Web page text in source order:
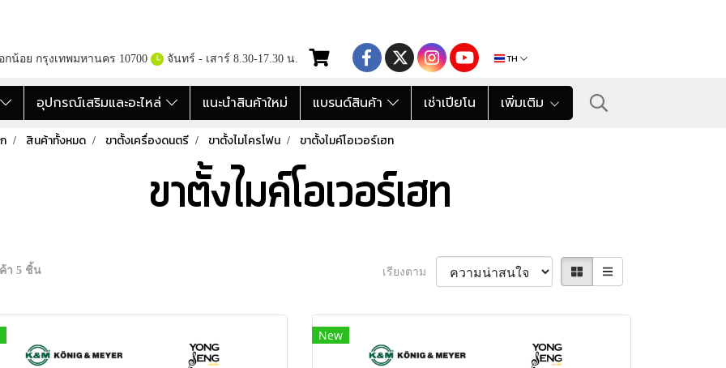
น้อย กรุงเทพมหานคร 10700 จันทร์ - เสาร์ 8.30-17.30 น. TH
อุปกรณ์เสริมและอะไหล่ แนะนำสินค้าใหม่ แบรนด์สินค้า เช่าเปียโน เพิ่มเติม
สินค้าทั้งหมด ขาตั้งเครื่องดนตรี ขาตั้งไมโครโฟน ขาตั้งไมค์โอเวอร์เฮท
ขาตั้งไมค์โอเวอร์เฮท
า 5 ชิ้น เรียงตาม
New